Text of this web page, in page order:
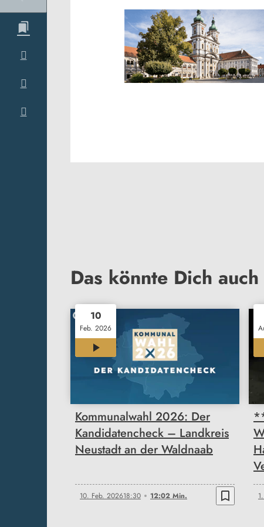
Das könnte Dich
10
Feb. 2026
12:02
Kommunalwahl 2026: Der
Kandidatencheck – Landkreis
Neustadt an der Waldnaab
10. Feb. 202618:30 12:02 Min. bookmark_border